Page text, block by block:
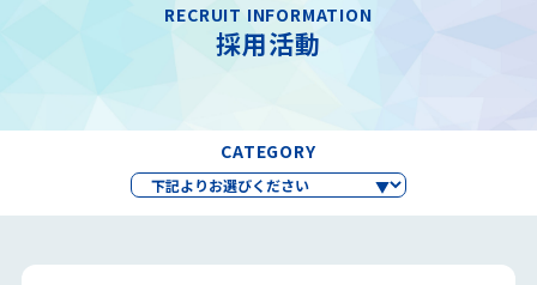
RECRUIT INFORMATION
採用活動
CATEGORY